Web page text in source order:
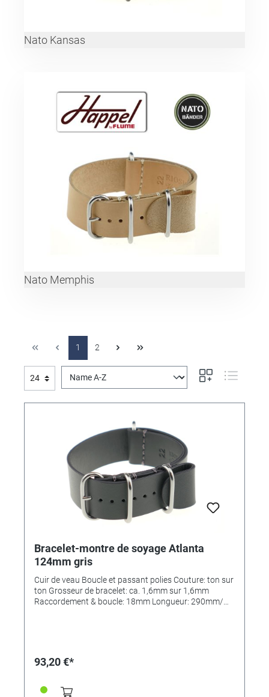
Nato Kansas
Nato Memphis
1 2
Bracelet-montre de soyage Atlanta
124mm gris
Cuir de veau Boucle et passant polies Couture: ton sur
ton Grosseur de bracelet: ca. 1,6mm sur 1,6mm
Raccordement & boucle: 18mm Longueur: 290mm/
93,20 €*